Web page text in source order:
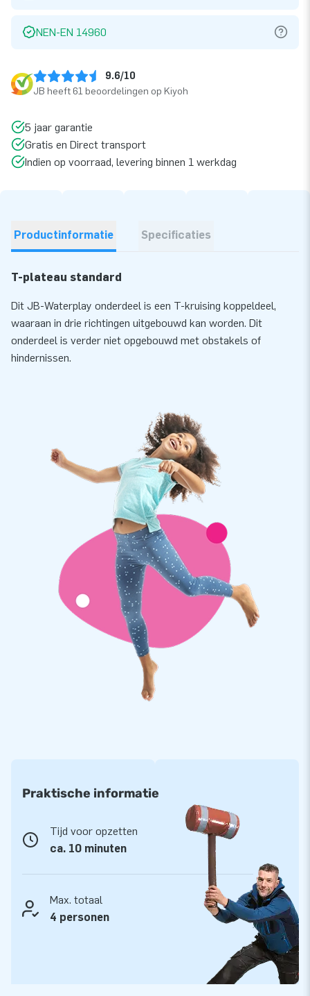
NEN-EN 14960
9.6/10
JB heeft 61 beoordelingen op Kiyoh
5 jaar garantie
Gratis en Direct transport
Indien op voorraad, levering binnen 1 werkdag
Productinformatie Specificaties
T-plateau standard
Dit JB-Waterplay onderdeel is een T-kruising koppeldeel,
waaraan in drie richtingen uitgebouwd kan worden. Dit
onderdeel is verder niet opgebouwd met obstakels of
hindernissen.
Praktische informatie
Tijd voor opzetten
ca. 10 minuten
Max. totaal
4 personen